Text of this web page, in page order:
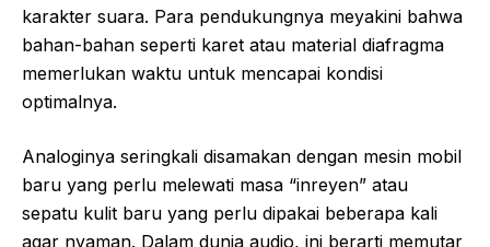
karakter suara. Para pendukungnya meyakini bahwa
bahan-bahan seperti karet atau material diafragma
memerlukan waktu untuk mencapai kondisi
optimalnya.
Analoginya seringkali disamakan dengan mesin mobil
baru yang perlu melewati masa “inreyen” atau
sepatu kulit baru yang perlu dipakai beberapa kali
agar nyaman. Dalam dunia audio, ini berarti memutar